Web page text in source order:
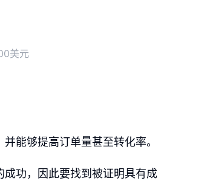
美元
能够提高订单量甚至转化率。
功，因此要找到被证明具有成